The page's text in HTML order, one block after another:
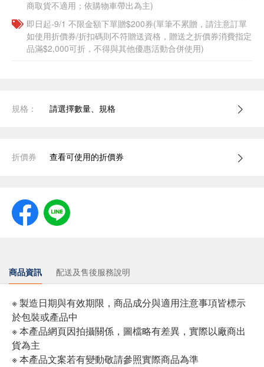
商取貨不適用；依購物車帶出為主)​
即日起-9/1 不限金額下單贈$200券(單筆不累贈，請注意訂單
如使用折價券/折扣碼則不符贈送資格，贈送之折價券消費指定
品滿$2,000可折，不得與其他優惠活動合併使用)
規格： 請選擇數量、規格
折價券 查看可使用的折價券
商品資訊 配送及售後服務說明
※ 製造日期與有效期限，商品成分與適用注意事項皆標示
於包裝或產品中
※ 本產品網頁因拍攝關係，圖檔略有差異，實際以廠商出
貨為主
※ 本產品文案若有變動敬請參照實際商品為準